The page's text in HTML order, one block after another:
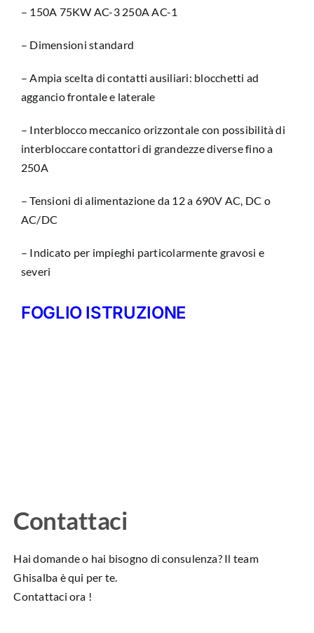
– 150A 75KW AC-3 250A AC-1
– Dimensioni standard
– Ampia scelta di contatti ausiliari: blocchetti ad
aggancio frontale e laterale
– Interblocco meccanico orizzontale con possibilità di
interbloccare contattori di grandezze diverse fino a
250A
– Tensioni di alimentazione da 12 a 690V AC, DC o
AC/DC
– Indicato per impieghi particolarmente gravosi e
severi
FOGLIO ISTRUZIONE
Contattaci
Hai domande o hai bisogno di consulenza? Il team
Ghisalba è qui per te.
Contattaci ora !